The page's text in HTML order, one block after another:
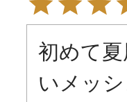
初めて
いメッ